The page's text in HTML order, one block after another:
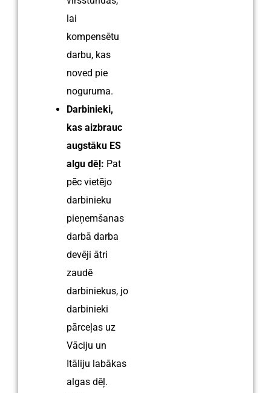
lai
kompensētu
darbu, kas
noved pie
noguruma.
Darbinieki,
kas aizbrauc
augstāku ES
algu dēļ: Pat
pēc vietējo
darbinieku
pieņemšanas
darbā darba
devēji ātri
zaudē
darbiniekus, jo
darbinieki
pārceļas uz
Vāciju un
Itāliju labākas
algas dēļ.